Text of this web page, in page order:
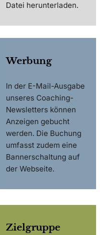
Datei herunterladen.
Werbung
In der E-Mail-Ausgabe
unseres Coaching-
Newsletters können
Anzeigen gebucht
werden. Die Buchung
umfasst zudem eine
Bannerschaltung auf
der Webseite.
Zielgruppe